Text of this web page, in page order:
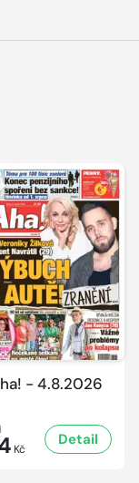
- 4.8.2026
Kč
Detail